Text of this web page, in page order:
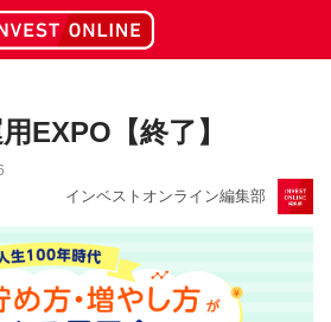
EXPO【終了】
インベストオンライン編集部